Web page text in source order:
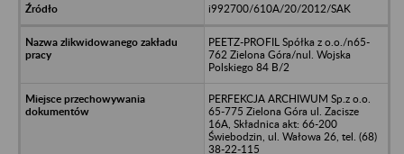
i992700/610A/20/2012/SAK
PEETZ-PROFIL Spółka z o.o./n65-
762 Zielona Góra/nul. Wojska
Polskiego 84 B/2
PERFEKCJA ARCHIWUM Sp.z o.o.
65-775 Zielona Góra ul. Zacisze
16A, Składnica akt: 66-200
Świebodzin, ul. Wałowa 26, tel. (68)
38-22-115